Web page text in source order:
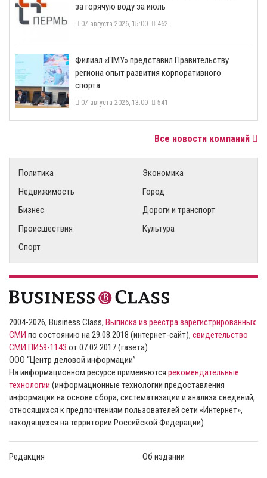
за горячую воду за июль
07 августа 2026, 15:00 462
​Филиал «ПМУ» представил Правительству
региона опыт развития корпоративного
спорта
07 августа 2026, 13:00 541
Все новости компаний
Политика
Экономика
Недвижимость
Город
Бизнес
Дороги и транспорт
Происшествия
Культура
Спорт
2004-2026, Business Class, Выписка из реестра зарегистрированных
СМИ по состоянию на 29.08.2018 (интернет-сайт), свидетельство
СМИ ПИ59-1143 от 07.02.2017 (газета)
ООО “Центр деловой информации”
На информационном ресурсе применяются рекомендательные
технологии (информационные технологии предоставления
информации на основе сбора, систематизации и анализа сведений,
относящихся к предпочтениям пользователей сети «Интернет»,
находящихся на территории Российской Федерации).
Редакция Об издании